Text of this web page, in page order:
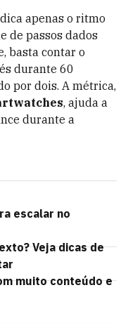
apenas o ritmo
de passos dados
basta contar o
durante 60
por dois. A métrica,
, ajuda a
durante a
escalar no
Veja dicas de
muito conteúdo e